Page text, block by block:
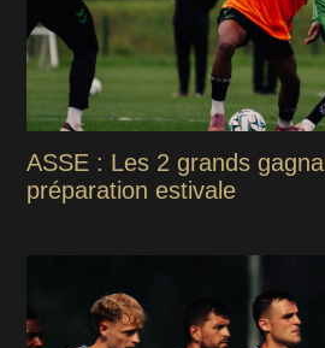
ASSE : Les 2 grands
préparation estivale